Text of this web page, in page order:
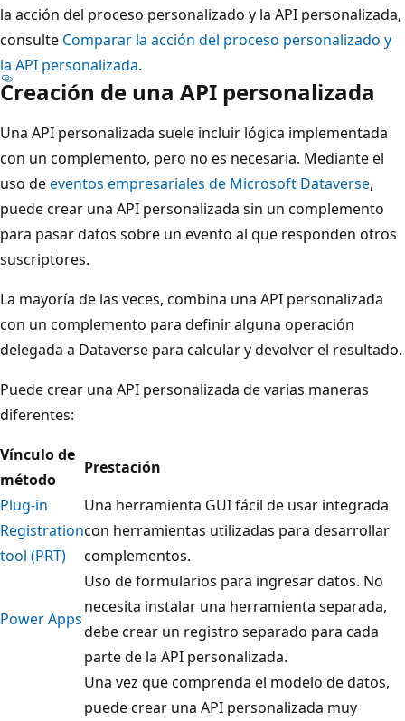
la acción del proceso personalizado y la API personalizada,
consulte Comparar la acción del proceso personalizado y
la API personalizada.
Creación de una API personalizada
Una API personalizada suele incluir lógica implementada
con un complemento, pero no es necesaria. Mediante el
uso deeventos empresariales de Microsoft Dataverse,
puede crear una API personalizada sin un complemento
para pasar datos sobre un evento al que responden otros
suscriptores.
La mayoría de las veces, combina una API personalizada
con un complemento para definir alguna operación
delegada a Dataverse para calcular y devolver el resultado.
Puede crear una API personalizada de varias maneras
diferentes:
Vínculo de
método
Prestación
Plug-in
Registration
tool (PRT)
Una herramienta GUI fácil de usar integrada
con herramientas utilizadas para desarrollar
complementos.
Power Apps
Uso de formularios para ingresar datos. No
necesita instalar una herramienta separada,
debe crear un registro separado para cada
parte de la API personalizada.
Una vez que comprenda el modelo de datos,
puede crear una API personalizada muy